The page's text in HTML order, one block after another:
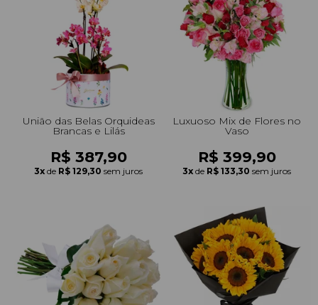
União das Belas Orquideas
Brancas e Lilás
R$ 387,90
3x de R$ 129,30 sem juros
Luxuoso Mix de Flores no
Vaso
R$ 399,90
3x de R$ 133,30 sem juros